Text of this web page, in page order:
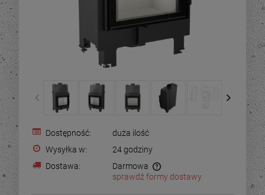
Dostępność:
duża ilość
Wysyłka w:
24 godziny
Dostawa:
Darmowa
sprawdź formy dostawy